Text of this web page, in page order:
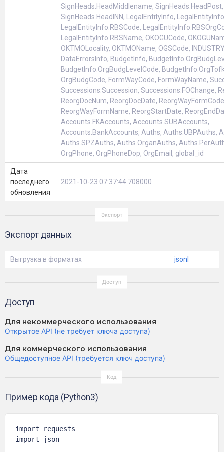
SignHeads.HeadMiddlename, SignHeads.HeadPost,
SignHeads.HeadINN, LegalEntitylnfo,
LegalEntitylnfo.RBSCode,
LegalEntitylnfo.RBSName, OKOGUCode,
OKTMOLocality, OKTMOName, OGSCode,
DataErrorsInfo, Budgetlnfo,
Budgetlnfo.OrgBudgLevelCode,
OrgBudgCode, FormWayCode, FormWayName,
Successions.Succession, Successions.FOChange,
ReorgDocNum, ReorgDocDate,
ReorgWayFormName, ReorgStartDate,
Accounts.FKAccounts, Accounts.SUBAccounts,
Accounts.BankAccounts, Auths, Auths.UBPAuths,
Auths.SPZAuths, Auths.OrganAuths,
OrgPhone, OrgPhoneDop, OrgEmail, global_id
Дата
последнего
обновления
2021-10-23 07:37:44.708000
Экспорт данных
Выгрузка в форматах jsonl
Доступ
Для некоммерческого использования
Открытое API (не требует ключа доступа)
Для коммерческого использования
Общедоступное API (требуется ключ доступа)
Пример кода (Python3)
import requests
import json